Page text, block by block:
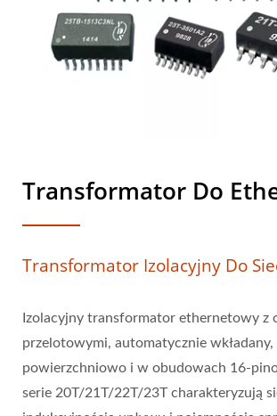
Transformator Do
Transformator Izolacyjny Do
Izolacyjny transformator ethernetowy z
przelotowymi, automatycznie
powierzchniowo i w obudowach 16-
serie 20T/21T/22T/23T charakteryzują